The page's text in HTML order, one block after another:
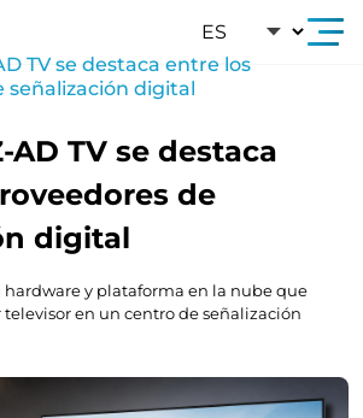
TV se destaca entre los
señalización digital
AD TV se destaca
de
digital
hardware y plataforma en la nube que
en un centro de señalización